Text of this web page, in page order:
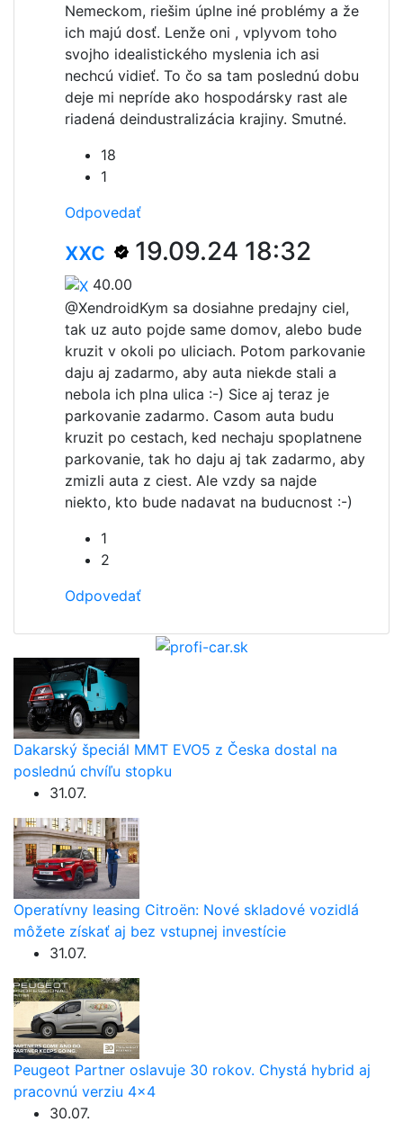
Nemeckom, riešim úplne iné problémy a že
ich majú dosť. Lenže oni , vplyvom toho
svojho idealistického myslenia ich asi
nechcú vidieť. To čo sa tam poslednú dobu
deje mi nepríde ako hospodársky rast ale
riadená deindustralizácia krajiny. Smutné.
18
1
Odpovedať
xxc 19.09.24 18:32
40.00
@XendroidKym sa dosiahne predajny ciel,
tak uz auto pojde same domov, alebo bude
kruzit v okoli po uliciach. Potom parkovanie
daju aj zadarmo, aby auta niekde stali a
nebola ich plna ulica :-) Sice aj teraz je
parkovanie zadarmo. Casom auta budu
kruzit po cestach, ked nechaju spoplatnene
parkovanie, tak ho daju aj tak zadarmo, aby
zmizli auta z ciest. Ale vzdy sa najde
niekto, kto bude nadavat na buducnost :-)
1
2
Odpovedať
Dakarský špeciál MMT EVO5 z Česka dostal na
poslednú chvíľu stopku
31.07.
Operatívny leasing Citroën: Nové skladové vozidlá
môžete získať aj bez vstupnej investície
31.07.
Peugeot Partner oslavuje 30 rokov. Chystá hybrid aj
pracovnú verziu 4×4
30.07.